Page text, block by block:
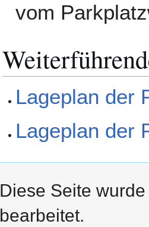
vom
Lageplan der
Lageplan der
Diese Seite
bearbeitet.